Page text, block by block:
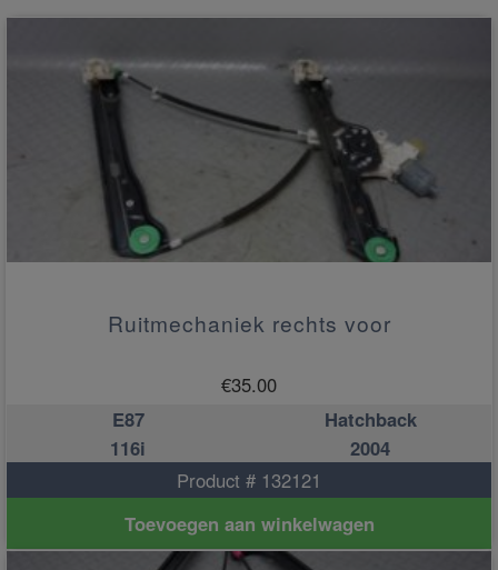
Ruitmechaniek rechts voor
€35.00
E87
Hatchback
116i
2004
Product # 132121
Toevoegen aan winkelwagen